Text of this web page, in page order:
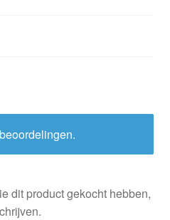
dit product gekocht hebben,